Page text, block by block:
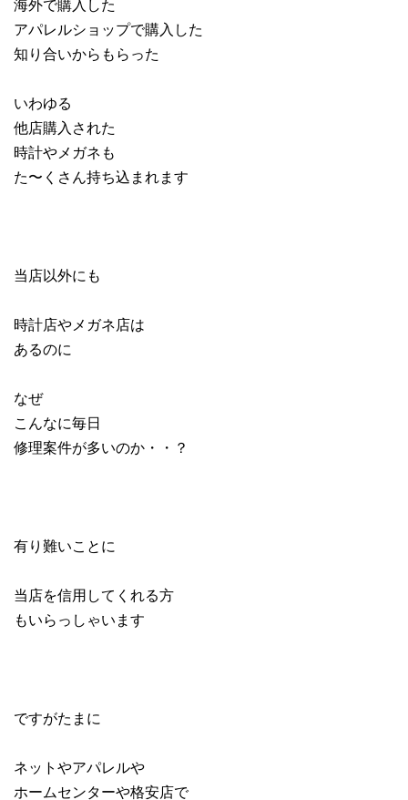
海外で購入した
アパレルショップで購入した
知り合いからもらった
いわゆる
他店購入された
時計やメガネも
た〜くさん持ち込まれます
当店以外にも
時計店やメガネ店は
あるのに
なぜ
こんなに毎日
修理案件が多いのか・・？
有り難いことに
当店を信用してくれる方
もいらっしゃいます
ですがたまに
ネットやアパレルや
ホームセンターや格安店で